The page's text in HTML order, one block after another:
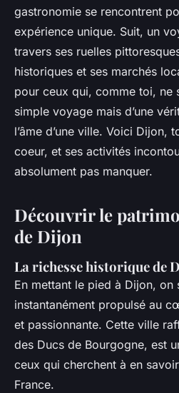
gastronomie se rencontrent
expérience unique. Suit, un
travers ses ruelles
historiques et ses marchés
pour ceux qui, comme toi, ne
simple voyage mais d’une
l’âme d’une ville. Voici Dijon,
coeur, et ses activités
absolument pas manquer.
Découvrir le
de Dijon
La richesse historique de
En mettant le pied à Dijon, on
instantanément propulsé au
et passionnante. Cette ville
des Ducs de Bourgogne, est
ceux qui cherchent à en
France.